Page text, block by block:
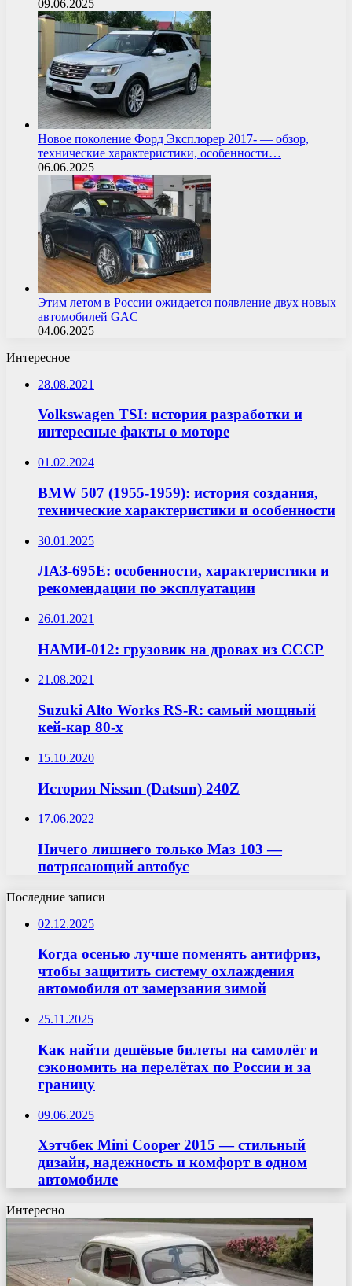
09.06.2025
Новое поколение Форд Эксплорер 2017- — обзор,
технические характеристики, особенности…
06.06.2025
Этим летом в России ожидается появление двух новых
автомобилей GAC
04.06.2025
Интересное
28.08.2021
Volkswagen TSI: история разработки и
интересные факты о моторе
01.02.2024
BMW 507 (1955-1959): история создания,
технические характеристики и особенности
30.01.2025
ЛАЗ-695E: особенности, характеристики и
рекомендации по эксплуатации
26.01.2021
НАМИ-012: грузовик на дровах из СССР
21.08.2021
Suzuki Alto Works RS-R: самый мощный
кей-кар 80-х
15.10.2020
История Nissan (Datsun) 240Z
17.06.2022
Ничего лишнего только Маз 103 —
потрясающий автобус
Последние записи
02.12.2025
Когда осенью лучше поменять антифриз,
чтобы защитить систему охлаждения
автомобиля от замерзания зимой
25.11.2025
Как найти дешёвые билеты на самолёт и
сэкономить на перелётах по России и за
границу
09.06.2025
Хэтчбек Mini Cooper 2015 — стильный
дизайн, надежность и комфорт в одном
автомобиле
Интересно